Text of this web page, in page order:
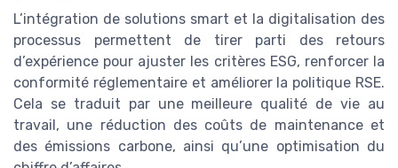
L’intégration de solutions smart et la digitalisation des
processus permettent de tirer parti des retours
d’expérience pour ajuster les critères ESG, renforcer la
conformité réglementaire et améliorer la politique RSE.
Cela se traduit par une meilleure qualité de vie au
travail, une réduction des coûts de maintenance et
des émissions carbone, ainsi qu’une optimisation du